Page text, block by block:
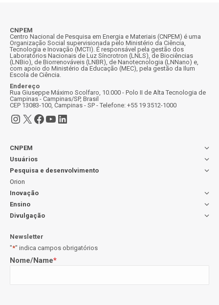
CNPEM
Centro Nacional de Pesquisa em Energia e Materiais (CNPEM) é uma
Organização Social supervisionada pelo Ministério da Ciência,
Tecnologia e Inovação (MCTI). É responsável pela gestão dos
Laboratórios Nacionais de Luz Síncrotron (LNLS), de Biociências
(LNBio), de Biorrenováveis (LNBR), de Nanotecnologia (LNNano) e,
com apoio do Ministério da Educação (MEC), pela gestão da Ilum
Escola de Ciência.
Endereço
Rua Giuseppe Máximo Scolfaro, 10.000 - Polo II de Alta Tecnologia de
Campinas - Campinas/SP, Brasil
CEP 13083-100, Campinas - SP - Telefone: +55 19 3512-1000
Instagram
X Facebook
Youtube
LinkedIn
CNPEM
Usuários
Pesquisa e desenvolvimento
Orion
Inovação
Ensino
Divulgação
Newsletter
"*" indica campos obrigatórios
Nome/Name*